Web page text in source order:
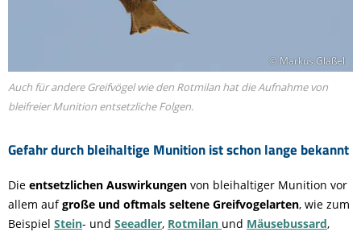
Gefahr durch bleihaltige Munition ist schon lange bekannt
© Markus Gläßel
Auch für andere Greifvögel wie den Rotmilan hat die Aufnahme von
bleifreier Munition entsetzliche Folgen.
Die entsetzlichen Auswirkungen von bleihaltiger Munition vor
allem aufgroße und oftmals seltene Greifvogelarten, wie zum
Beispiel Stein- und Seeadler, Rotmilan und Mäusebussard,